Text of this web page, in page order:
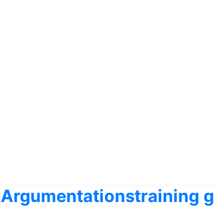
Argumentationstraining